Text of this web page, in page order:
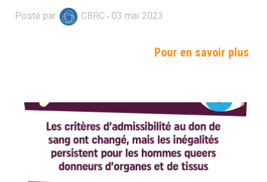
Posté par CBRC 03 mai 2023
Pour en savoir plus